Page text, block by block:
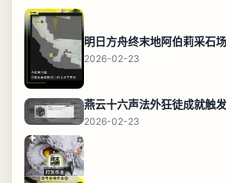
2026-02-23
燕云十六声法外狂徒成就触
2026-02-23